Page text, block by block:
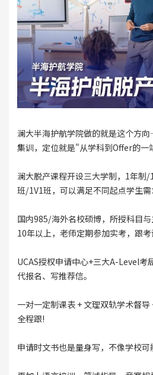
澜大半海护航学院做的就是这个方
集训，定位就是"从学科到Offer的一
澜大脱产课程开设三大学制，1年制
班/1V1班，可以满足不同起点学生需
国内985/海外名校硕博，所授科目
10年以上，老师定期参加实考，跟考
UCAS授权申请中心+三大A-Level考
代报名、写推荐信。
一对一定制课表 + 文理双轨学术督
全程跟!
申请时文书也是量身写，不像学校可